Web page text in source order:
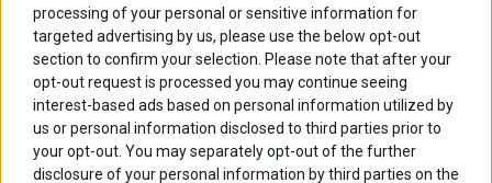
processing of your personal or sensitive information for
targeted advertising by us, please use the below opt-out
section to confirm your selection. Please note that after your
opt-out request is processed you may continue seeing
interest-based ads based on personal information utilized by
us or personal information disclosed to third parties prior to
your opt-out. You may separately opt-out of the further
disclosure of your personal information by third parties on the
Ένα νέο εθνικό όραμα για τον πρωτογενή τομέα: Η
ελληνική κτηνοτροφία μπορεί να ξαναγεννηθεί